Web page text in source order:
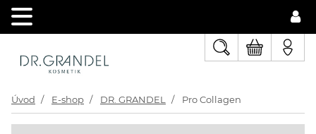
Úvod E-shop DR. GRANDEL Pro Collagen